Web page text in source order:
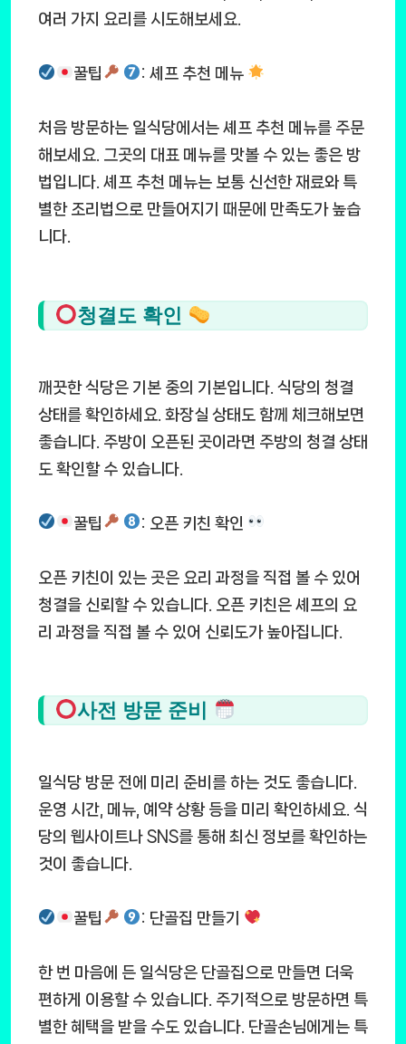
여러 가지 요리를 시도해보세요.
꿀팁 : 셰프 추천 메뉴
처음 방문하는 일식당에서는 셰프 추천 메뉴를 주문
해보세요. 그곳의 대표 메뉴를 맛볼 수 있는 좋은 방
법입니다. 셰프 추천 메뉴는 보통 신선한 재료와 특
별한 조리법으로 만들어지기 때문에 만족도가 높습
니다.
청결도 확인
깨끗한 식당은 기본 중의 기본입니다. 식당의 청결
상태를 확인하세요. 화장실 상태도 함께 체크해보면
좋습니다. 주방이 오픈된 곳이라면 주방의 청결 상태
도 확인할 수 있습니다.
꿀팁 : 오픈 키친 확인
오픈 키친이 있는 곳은 요리 과정을 직접 볼 수 있어
청결을 신뢰할 수 있습니다. 오픈 키친은 셰프의 요
리 과정을 직접 볼 수 있어 신뢰도가 높아집니다.
사전 방문 준비
일식당 방문 전에 미리 준비를 하는 것도 좋습니다.
운영 시간, 메뉴, 예약 상황 등을 미리 확인하세요. 식
당의 웹사이트나 SNS를 통해 최신 정보를 확인하는
것이 좋습니다.
꿀팁 : 단골집 만들기
한 번 마음에 든 일식당은 단골집으로 만들면 더욱
편하게 이용할 수 있습니다. 주기적으로 방문하면 특
별한 혜택을 받을 수도 있습니다. 단골손님에게는 특